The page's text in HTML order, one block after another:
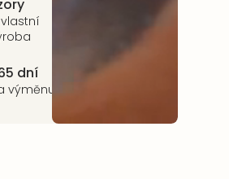
kvalitní přírodní
dní
výměnu